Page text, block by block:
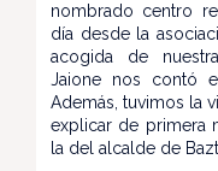
nombrado centro
día desde la
acogida de
Jaione nos contó
Además, tuvimos la
explicar de primera
la del alcalde de